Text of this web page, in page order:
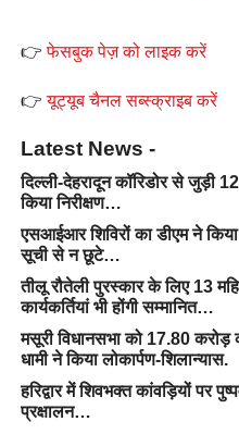
👉फेसबुक पेज़ को लाइक करें
👉यूट्यूब चैनल सब्स्क्राइब करें
Latest News -
दिल्ली-देहरादून कॉरिडोर से जुड़ी
किया निरीक्षण…
एसआईआर शिविरों का डीएम ने
सूची से न छूटे…
तीलू रौतेली पुरस्कार के लिए 13
कार्यकर्तियां भी होंगी सम्मानित…
मसूरी विधानसभा को 17.80 करोड़
धामी ने किया लोकार्पण-शिलान्यास.
हरिद्वार में शिवभक्त कांवड़ियों पर
प्रक्षालन…